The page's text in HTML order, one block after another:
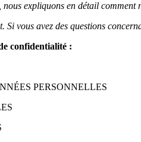
expliquons en détail comment
Si vous avez des questions
confidentialité :
PERSONNELLES